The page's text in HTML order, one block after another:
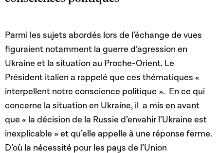
Parmi les sujets abordés lors de l’échange de vues
figuraient notamment la guerre d’agression en
Ukraine et la situation au Proche-Orient. Le
Président italien a rappelé que ces thématiques «
interpellent notre conscience politique ». En ce qui
concerne la situation en Ukraine, il a mis en avant
que « la décision de la Russie d’envahir l’Ukraine est
inexplicable » et qu’elle appelle à une réponse ferme.
D’où la nécessité pour les pays de l’Union